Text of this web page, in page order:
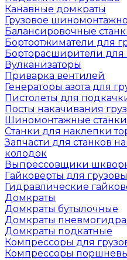
Канавные домкраты
Грузовое
Балансировочные
Бортоотжиматели для
Борторасширители для
Вулканизаторы
Приварка вентилей
Генераторы азота для
Пистолеты для
Посты накачивания
Шиномонтажные станки
Станки для наклепки
Запчасти для станков
колодок
Выпрессовщики
Гайковерты для
Гидравлические
Домкраты
Домкраты бутылочные
Домкраты
Домкраты подкатные
Компрессоры для
Компрессоры